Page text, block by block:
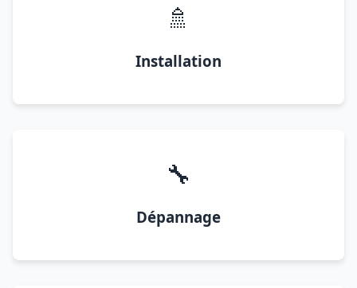
🚿
Installation
🔧
Dépannage